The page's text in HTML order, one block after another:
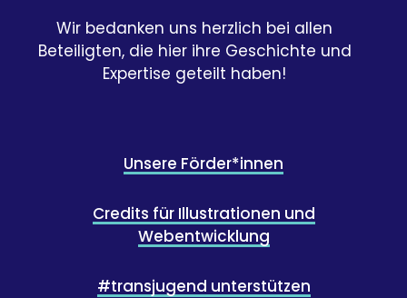
Wir bedanken uns herzlich bei allen
Beteiligten, die hier ihre Geschichte und
Expertise geteilt haben!
Unsere Förder*innen
Credits für Illustrationen und
Webentwicklung
#transjugend unterstützen